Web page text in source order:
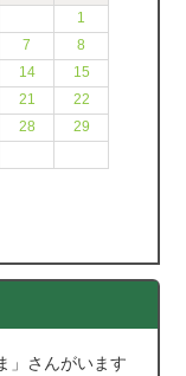
1
7
8
14
15
21
22
28
29
」さんがいます